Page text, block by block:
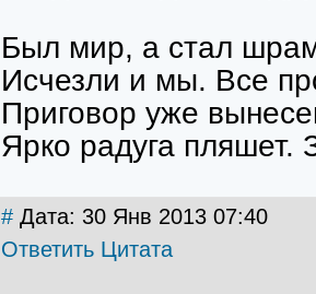
Был мир, а стал
Исчезли и мы. Все
Приговор уже
Ярко радуга пляшет.
# Дата: 30 Янв 2013 07:40
Ответить Цитата